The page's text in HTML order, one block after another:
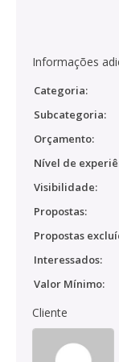
Informações
Categoria:
Subcategoria:
Orçamento:
Nível de
Visibilidade:
Propostas:
Propostas
Interessados:
Valor Mínimo:
Cliente